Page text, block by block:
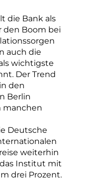
die Bank als
den Boom bei
auch die
wichtigste
Der Trend
den
Berlin
manchen
Deutsche
weiterhin
Institut mit
drei Prozent.